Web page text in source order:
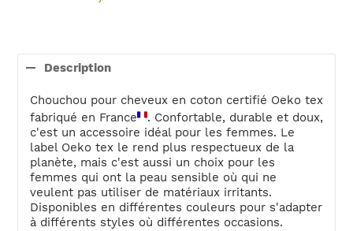
d'un
produit
panier
Description
Chouchou pour cheveux en coton certifié Oeko tex
fabriqué en France
. Confortable, durable et doux,
c'est un accessoire idéal pour les femmes. Le
label Oeko tex le rend plus respectueux de la
planète, mais c'est aussi un choix pour les
femmes qui ont la peau sensible où qui ne
veulent pas utiliser de matériaux irritants.
Disponibles en différentes couleurs pour s'adapter
à différents styles où différentes occasions.